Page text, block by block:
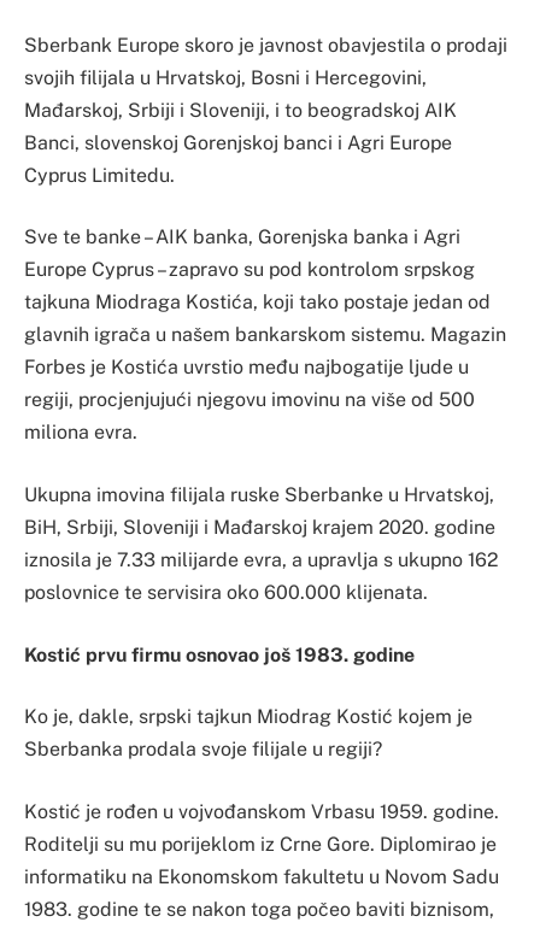
Sberbank Europe skoro je javnost obavjestila o prodaji
svojih filijala u Hrvatskoj, Bosni i Hercegovini,
Mađarskoj, Srbiji i Sloveniji, i to beogradskoj AIK
Banci, slovenskoj Gorenjskoj banci i Agri Europe
Cyprus Limitedu.
Sve te banke – AIK banka, Gorenjska banka i Agri
Europe Cyprus – zapravo su pod kontrolom srpskog
tajkuna Miodraga Kostića, koji tako postaje jedan od
glavnih igrača u našem bankarskom sistemu. Magazin
Forbes je Kostića uvrstio među najbogatije ljude u
regiji, procjenjujući njegovu imovinu na više od 500
miliona evra.
Ukupna imovina filijala ruske Sberbanke u Hrvatskoj,
BiH, Srbiji, Sloveniji i Mađarskoj krajem 2020. godine
iznosila je 7.33 milijarde evra, a upravlja s ukupno 162
poslovnice te servisira oko 600.000 klijenata.
Kostić prvu firmu osnovao još 1983. godine
Ko je, dakle, srpski tajkun Miodrag Kostić kojem je
Sberbanka prodala svoje filijale u regiji?
Kostić je rođen u vojvođanskom Vrbasu 1959. godine.
Roditelji su mu porijeklom iz Crne Gore. Diplomirao je
informatiku na Ekonomskom fakultetu u Novom Sadu
1983. godine te se nakon toga počeo baviti biznisom,